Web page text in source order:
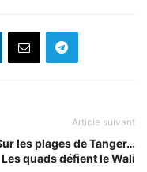
Article suivant
les plages de Tanger…
Les quads défient le Wali